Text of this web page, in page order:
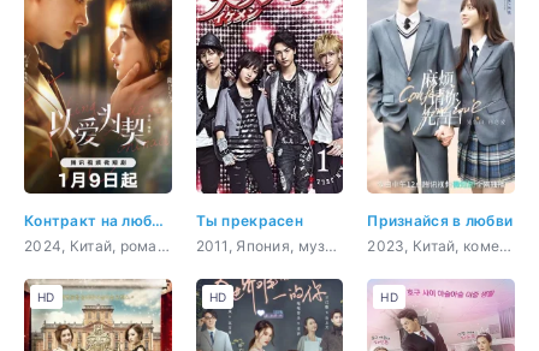
Контракт на любовь
2024, Китай, романтика, драма
Ты прекрасен
2011, Япония, музыка, комедия, романтика, драма
Признайся в любви
2023, Китай, комедия, романтика, молодость
HD HD HD